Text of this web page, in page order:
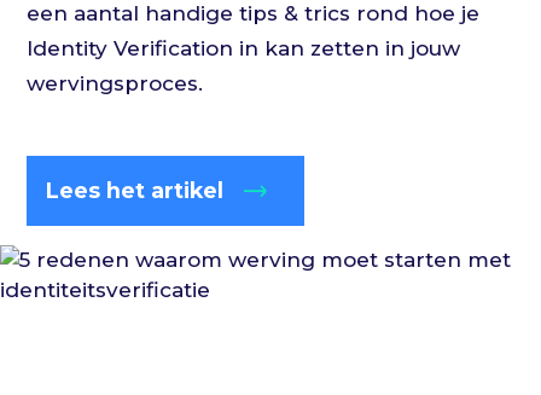
een aantal handige tips & trics rond hoe je
Identity Verification in kan zetten in jouw
wervingsproces.
Lees het artikel